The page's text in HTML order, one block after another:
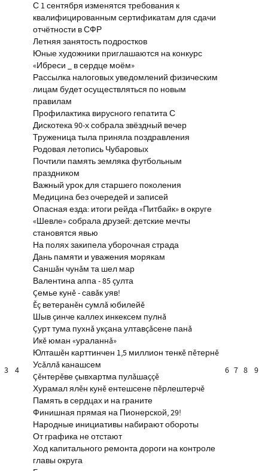
3 4
С 1 сентября изменятся требования к
квалифицированным сертификатам для сдачи
отчётности в СФР
Летняя занятость подростков
Юные художники приглашаются на конкурс
«Ибреси _ в сердце моём»
Рассылка налоговых уведомлений физическим
лицам будет осуществляться по новым
правилам
Профилактика вирусного гепатита С
Дискотека 90-х собрала звёздный вечер
Труженица тыла приняла поздравления
Родовая летопись Чубаровых
Почтили память земляка футбольным
праздником
Важный урок для старшего поколения
Медицина без очередей и записей
Опасная езда: итоги рейда «Питбайк» в округе
«Шевле» собрала друзей: детские мечты
становятся явью
На полях закипела уборочная страда
Дань памяти и уважения морякам
Саншăн чунăм та шел мар
Валентина аппа - 85 çулта
Çемье кунĕ - савăк уяв!
Ĕç ветеранĕн сумлă юбилейĕ
Шыв çинче каллех инкексем пулнă
Çурт тума пухнă укçана ултавçăсене панă
Икĕ юман «ураланнă»
Юлташĕн карттинчен 1,5 миллион тенкĕ пĕтернĕ
Усăллă канашсем
Çĕнтерĕве çывхартма пулăшаççĕ
Хурамал ялĕн кунĕ ентешсене пĕрлештерчĕ
Память в сердцах и на граните
Финишная прямая на Пионерской, 29!
Народные инициативы набирают обороты
От графика не отстают
Ход капитального ремонта дороги на контроле
главы округа
6 7 8 9